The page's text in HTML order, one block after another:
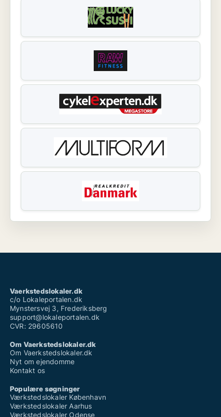
Vaerkstedslokaler.dk
c/o Lokaleportalen.dk
Mynstersvej 3, Frederiksberg
support@lokaleportalen.dk
CVR: 29605610
Om Vaerkstedslokaler.dk
Om Vaerkstedslokaler.dk
Nyt om ejendomme
Kontakt os
Populære søgninger
Værkstedslokaler København
Værkstedslokaler Aarhus
Værkstedslokaler Odense